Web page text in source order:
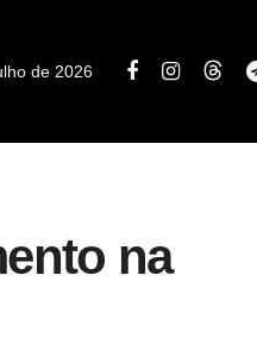
de 2026
na